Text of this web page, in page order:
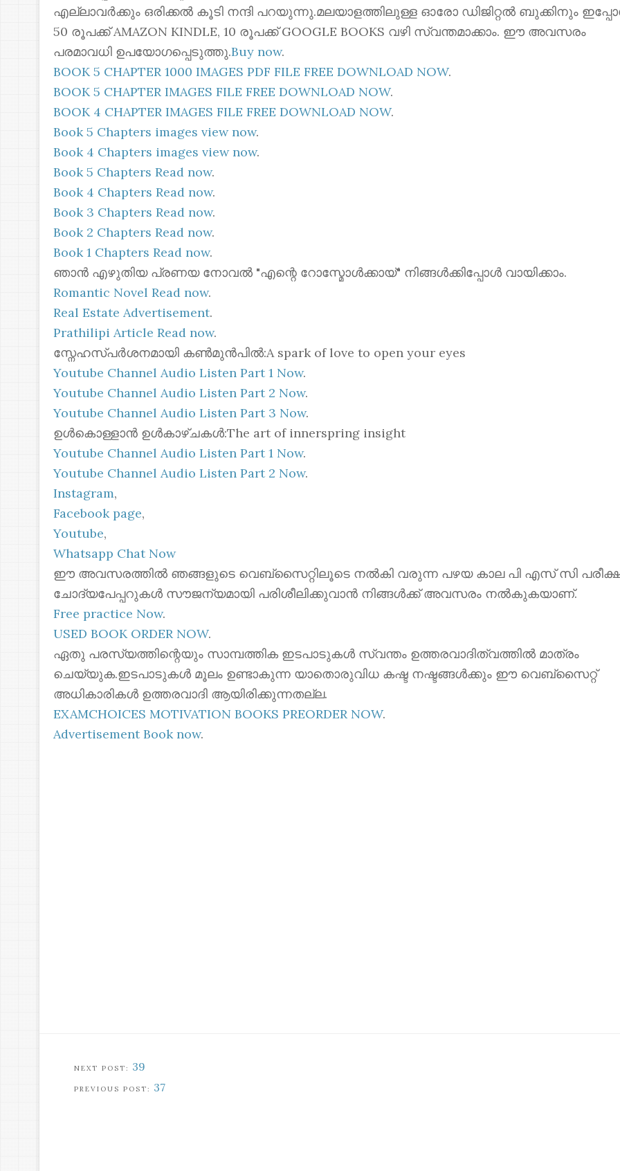
എല്ലാവർക്കും ഒരിക്കൽ കൂടി നന്ദി പറയുന്നു.മലയാളത്തിലുള്ള ഓരോ ഡിജിറ്റൽ ബുക്കിനും
50 രൂപക്ക് AMAZON KINDLE, 10 രൂപക്ക് GOOGLE BOOKS വഴി സ്വന്തമാക്കാം. ഈ അവസരം
പരമാവധി ഉപയോഗപ്പെടുത്തു.Buy now.
BOOK 5 CHAPTER 1000 IMAGES PDF FILE FREE DOWNLOAD NOW.
BOOK 5 CHAPTER IMAGES FILE FREE DOWNLOAD NOW.
BOOK 4 CHAPTER IMAGES FILE FREE DOWNLOAD NOW.
Book 5 Chapters images view now.
Book 4 Chapters images view now.
Book 5 Chapters Read now.
Book 4 Chapters Read now.
Book 3 Chapters Read now.
Book 2 Chapters Read now.
Book 1 Chapters Read now.
ഞാൻ എഴുതിയ പ്രണയ നോവൽ "എന്റെ റോസ്മോൾക്കായ്" നിങ്ങൾക്കിപ്പോൾ വായിക്കാം.
Romantic Novel Read now.
Real Estate Advertisement.
Prathilipi Article Read now.
സ്നേഹസ്പർശനമായി കൺമുൻപിൽ:A spark of love to open your eyes
Youtube Channel Audio Listen Part 1 Now.
Youtube Channel Audio Listen Part 2 Now.
Youtube Channel Audio Listen Part 3 Now.
ഉൾകൊള്ളാൻ ഉൾകാഴ്ചകൾ:The art of innerspring insight
Youtube Channel Audio Listen Part 1 Now.
Youtube Channel Audio Listen Part 2 Now.
Instagram,
Facebook page,
Youtube,
Whatsapp Chat Now
ഈ അവസരത്തിൽ ഞങ്ങളുടെ വെബ്സൈറ്റിലൂടെ നൽകി വരുന്ന പഴയ കാല പി എസ് സി
ചോദ്യപേപ്പറുകൾ സൗജന്യമായി പരിശീലിക്കുവാൻ നിങ്ങൾക്ക് അവസരം നൽകുകയാണ്.
Free practice Now.
USED BOOK ORDER NOW.
ഏതു പരസ്യത്തിന്റെയും സാമ്പത്തിക ഇടപാടുകൾ സ്വന്തം ഉത്തരവാദിത്വത്തിൽ മാത്രം
ചെയ്യുക.ഇടപാടുകൾ മൂലം ഉണ്ടാകുന്ന യാതൊരുവിധ കഷ്ട നഷ്ടങ്ങൾക്കും ഈ വെബ്സൈറ്റ്
അധികാരികൾ ഉത്തരവാദി ആയിരിക്കുന്നതല്ല.
EXAMCHOICES MOTIVATION BOOKS PREORDER NOW.
Advertisement Book now.
39
37